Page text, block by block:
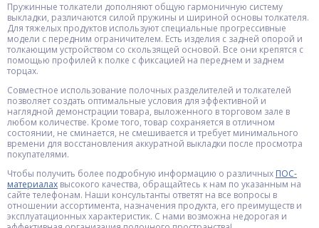
Пружинные толкатели дополняют общую гармоничную систему
выкладки, различаются силой пружины и шириной основы толкателя.
Для тяжелых продуктов используют специальные прогрессивные
модели с передним ограничителем. Есть изделия с задней опорой и
толкающим устройством со скользящей основой. Все они крепятся с
помощью профилей к полке с фиксацией на переднем и заднем
торцах.
Совместное использование полочных разделителей и толкателей
позволяет создать оптимальные условия для эффективной и
наглядной демонстрации товара, выложенного в торговом зале в
любом количестве. Кроме того, товар сохраняется в отличном
состоянии, не сминается, не смешивается и требует минимального
времени для восстановления аккуратной выкладки после просмотра
покупателями.
Чтобы получить более подробную информацию о различных ПОС-
материалах высокого качества, обращайтесь к нам по указанным на
сайте телефонам. Наши консультанты ответят на все вопросы в
отношении ассортимента, назначения продукта, его преимуществ и
эксплуатационных характеристик. С нами возможна недорогая и